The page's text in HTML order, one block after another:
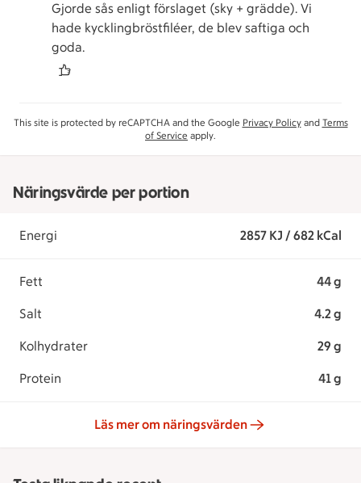
Gjorde sås enligt förslaget (sky + grädde). Vi
hade kycklingbröstfiléer, de blev saftiga och
goda.
This site is protected by reCAPTCHA and the Google Privacy Policyand Terms
of Service apply.
Näringsvärde per portion
Energi 2857 KJ / 682 kCal
Fett 44 g
Salt 4.2 g
Kolhydrater 29 g
Protein 41 g
Läs mer om näringsvärden